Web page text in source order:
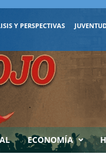
Y PERSPECTIVAS
ECONOMÍA